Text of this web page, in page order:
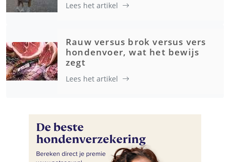
Lees het artikel
Rauw versus brok versus vers
hondenvoer, wat het bewijs
zegt
Lees het artikel